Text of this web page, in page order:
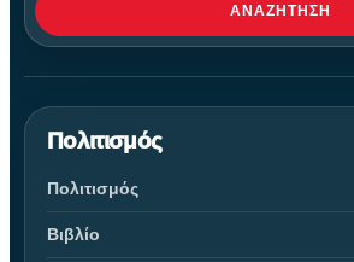
ΑΝΑΖΉΤΗΣΗ
Πολιτισμός
Πολιτισμός
Βιβλίο